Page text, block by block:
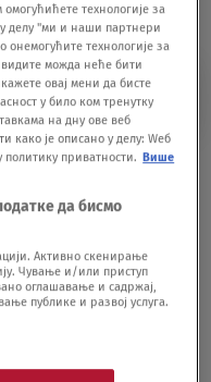
preti porno
krivične prijave
технологије за
делу "ми и наши партнери
онемогућите технологије за
можда неће бити
овај мени да бисте
у било ком тренутку
на дну ове веб
је описано у делу: Wеб
приватности. Више
да бисмо
Активно скенирање
Чување и/или приступ
оглашавање и садржај,
публике и развој услуга.